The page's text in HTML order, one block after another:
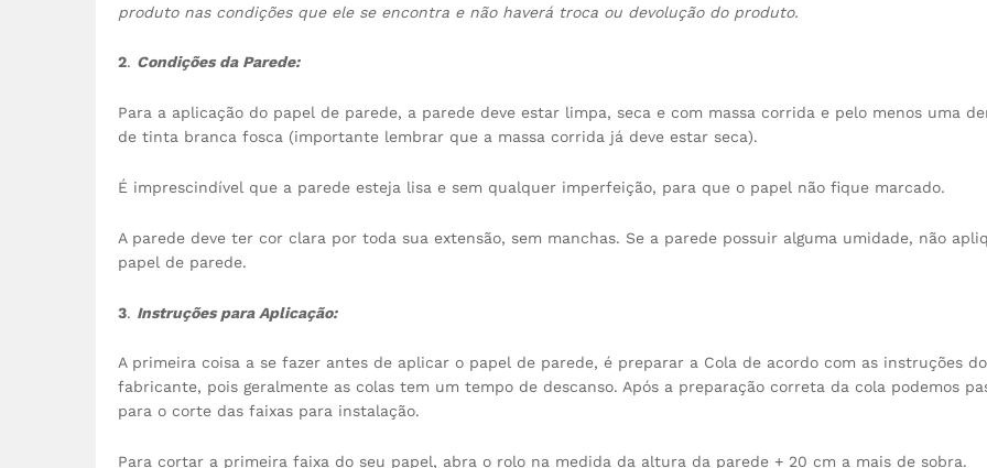
produto nas condições que ele se encontra e não haverá troca ou devolução do produto.
2. Condições da Parede:
Para a aplicação do papel de parede, a parede deve estar limpa, seca e com massa corrida e pelo menos uma
de tinta branca fosca (importante lembrar que a massa corrida já deve estar seca).
É imprescindível que a parede esteja lisa e sem qualquer imperfeição, para que o papel não fique marcado.
A parede deve ter cor clara por toda sua extensão, sem manchas. Se a parede possuir alguma umidade, não
papel de parede.
3. Instruções para Aplicação:
A primeira coisa a se fazer antes de aplicar o papel de parede, é preparar a Cola de acordo com as instruções do
fabricante, pois geralmente as colas tem um tempo de descanso. Após a preparação correta da cola podemos
para o corte das faixas para instalação.
Para cortar a primeira faixa do seu papel, abra o rolo na medida da altura da parede + 20 cm a mais de sobra.